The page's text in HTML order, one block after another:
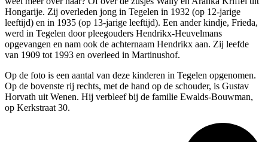
Hongarije. Zij overleden jong in Tegelen in 1932 (op 12-jarige
leeftijd) en in 1935 (op 13-jarige leeftijd). Een ander kindje, Frieda,
werd in Tegelen door pleegouders Hendrikx-Heuvelmans
opgevangen en nam ook de achternaam Hendrikx aan. Zij leefde
van 1909 tot 1993 en overleed in Martinushof.
Op de foto is een aantal van deze kinderen in Tegelen opgenomen.
Op de bovenste rij rechts, met de hand op de schouder, is Gustav
Horvath uit Wenen. Hij verbleef bij de familie Ewalds-Bouwman,
op Kerkstraat 30.